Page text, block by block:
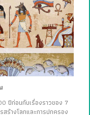
ปีก่อนกับเรื่องราวของ 7
ร้างโลกและการปกครอง